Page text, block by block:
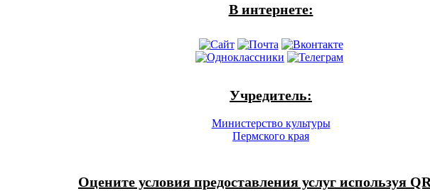
В интернете:
Учредитель:
Министерство культуры
Пермского края
Оцените условия предоставления услуг используя